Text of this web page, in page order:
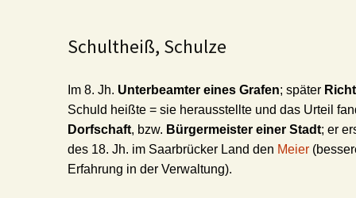
Schultheiß, Schulze
Im 8. Jh. Unterbeamter eines Grafen; später
Schuld heißte = sie herausstellte und das Urteil
Dorfschaft, bzw. Bürgermeister einer Stadt; er
des 18. Jh. im Saarbrücker Land den Meier
Erfahrung in der Verwaltung).